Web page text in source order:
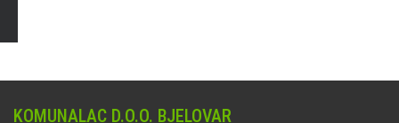
KOMUNALAC D.O.O. BJELOVAR